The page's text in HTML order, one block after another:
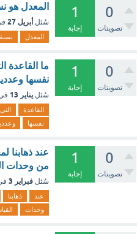
0
تصويتات
1
إجابة
المعدل هو
سُئل أبريل 27
المعدل نسبة
0
تصويتات
1
إجابة
ما القاعدة
نفسها
سُئل يناير 13
القاعدة التى
نفسها
0
تصويتات
1
إجابة
عند ذهابنا
من وحدات
سُئل فبراير 3
عند ذهابنا
وحدات